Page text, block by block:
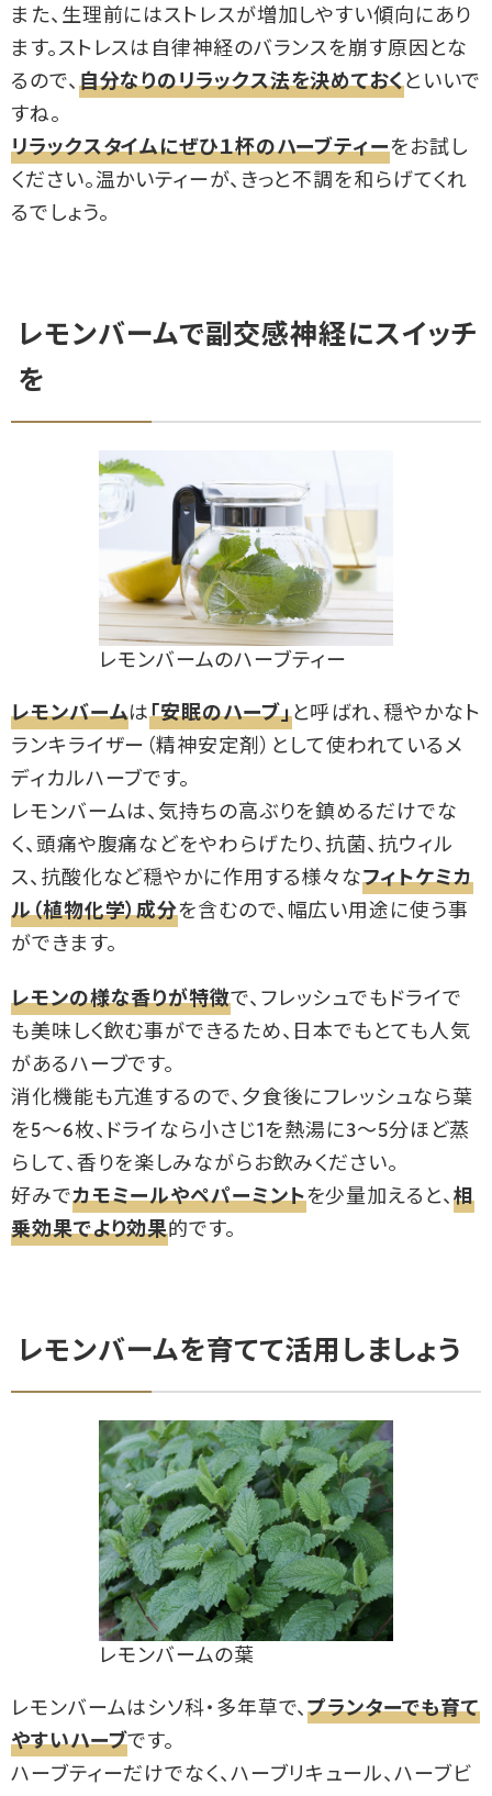
また、生理前にはストレスが増加しやすい傾向にあり
ます。ストレスは自律神経のバランスを崩す原因とな
るので、 自分なりのリラックス法を決めておくといいで
すね。
リラックスタイムにぜひ１杯のハーブティーをお試し
ください。温かいティーが、きっと不調を和らげてくれ
るでしょう。
レモンバームで副交感神経にスイッチ
を
レモンバームのハーブティー
レモンバームは「安眠のハーブ」と呼ばれ、穏やかなト
ランキライザー（精神安定剤）として使われているメ
ディカルハーブです。
レモンバームは、気持ちの高ぶりを鎮めるだけでな
く、頭痛や腹痛などをやわらげたり、抗菌、抗ウィル
ス、抗酸化など穏やかに作用する様々なフィトケミカ
ル（植物化学）成分を含むので、幅広い用途に使う事
ができます。
レモンの様な香りが特徴で、フレッシュでもドライで
も美味しく飲む事ができるため、日本でもとても人気
があるハーブです。
消化機能も亢進するので、夕食後にフレッシュなら葉
を5～6枚、ドライなら小さじ1を熱湯に3～5分ほど蒸
らして、香りを楽しみながらお飲みください。
好みでカモミールやペパーミントを少量加えると、 相
乗効果でより効果的です。
レモンバームを育てて活用しましょう
レモンバームの葉
レモンバームはシソ科・多年草で、プランターでも育て
やすいハーブです。
ハーブティーだけでなく、ハーブリキュール、ハーブビ